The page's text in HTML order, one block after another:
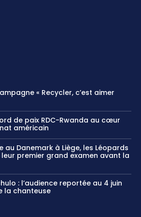
« Recycler, c’est aimer
de paix RDC-Rwanda au cœur
américain
au Danemark à Liège, les Léopards
leur premier grand examen avant la
: l’audience reportée au 4 juin
la chanteuse